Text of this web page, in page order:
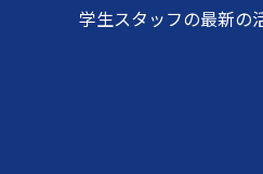
学生スタッフの最新の